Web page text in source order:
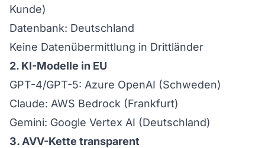
Kunde)
Datenbank: Deutschland
Keine Datenübermittlung in Drittländer
2. KI-Modelle in EU
GPT-4/GPT-5: Azure OpenAI (Schweden)
Claude: AWS Bedrock (Frankfurt)
Gemini: Google Vertex AI (Deutschland)
3. AVV-Kette transparent